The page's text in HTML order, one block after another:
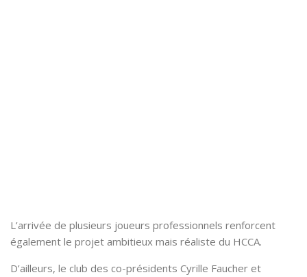
L’arrivée de plusieurs joueurs professionnels renforcent
également le projet ambitieux mais réaliste du HCCA.
D’ailleurs, le club des co-présidents Cyrille Faucher et